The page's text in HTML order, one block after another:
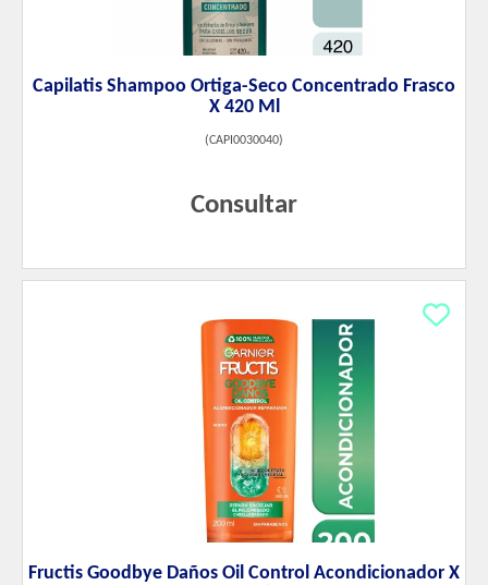
Capilatis Shampoo Ortiga-Seco Concentrado Frasco
X 420 Ml
(CAPI0030040)
Consultar
Fructis Goodbye Daños Oil Control Acondicionador X